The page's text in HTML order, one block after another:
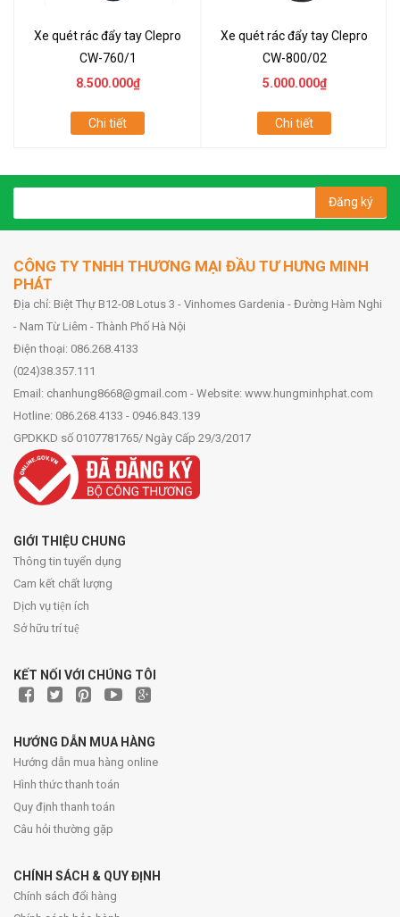
Xe quét rác đẩy tay Clepro
CW-760/1
8.500.000₫
Chi tiết
Xe quét rác đẩy tay Clepro
CW-800/02
5.000.000₫
Chi tiết
Đăng ký
CÔNG TY TNHH THƯƠNG MẠI ĐẦU TƯ HƯNG MINH
PHÁT
Địa chỉ: Biệt Thự B12-08 Lotus 3 - Vinhomes Gardenia - Đường Hàm Nghi
- Nam Từ Liêm - Thành Phố Hà Nội
Điện thoại: 086.268.4133
(024)38.357.111
Email: chanhung8668@gmail.com - Website: www.hungminhphat.com
Hotline: 086.268.4133 - 0946.843.139
GPDKKD số 0107781765/ Ngày Cấp 29/3/2017
GIỚI THIỆU CHUNG
Thông tin tuyển dụng
Cam kết chất lượng
Dịch vụ tiện ích
Sở hữu trí tuệ
KẾT NỐI VỚI CHÚNG TÔI
HƯỚNG DẪN MUA HÀNG
Hướng dẫn mua hàng online
Hình thức thanh toán
Quy định thanh toán
Câu hỏi thường gặp
CHÍNH SÁCH & QUY ĐỊNH
Chính sách đổi hàng